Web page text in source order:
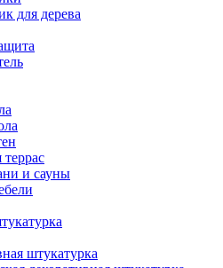
для дерева
и сауны
штукатурка